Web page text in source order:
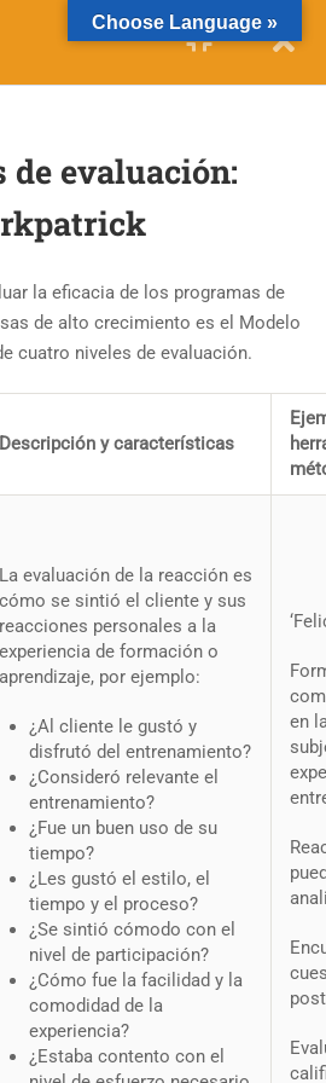
11
CIPP
7
de evaluación:
la eficacia de los programas de
de alto crecimiento es el Modelo
cuatro niveles de evaluación.
Descripción y características
La evaluación de la reacción es
cómo se sintió el cliente y sus
reacciones personales a la
experiencia de formación o
aprendizaje, por ejemplo:
¿Al cliente le gustó y
disfrutó del entrenamiento?
¿Consideró relevante el
entrenamiento?
¿Fue un buen uso de su
tiempo?
¿Les gustó el estilo, el
tiempo y el proceso?
¿Se sintió cómodo con el
nivel de participación?
¿Cómo fue la facilidad y la
comodidad de la
experiencia?
¿Estaba contento con el
en
Choose Language »